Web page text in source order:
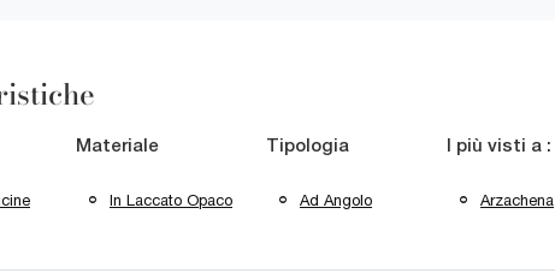
Materiale
In Laccato Opaco
Tipologia
Ad Angolo
I più visti a :
Arzachena